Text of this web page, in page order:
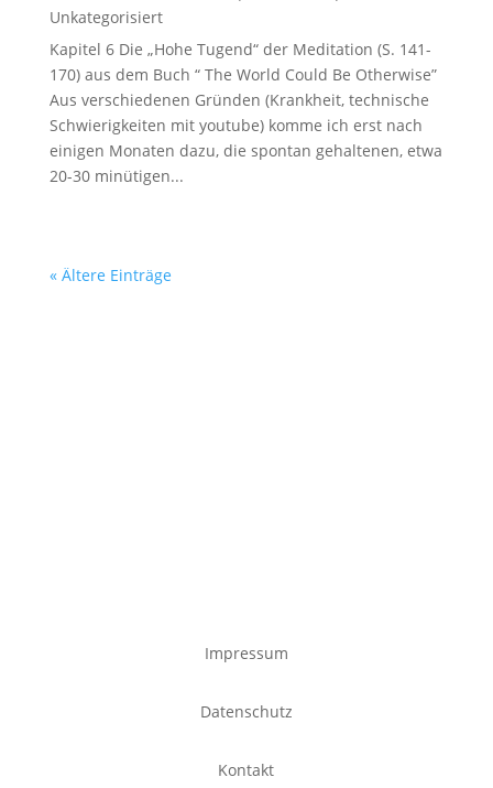
Unkategorisiert
Kapitel 6 Die „Hohe Tugend“ der Meditation (S. 141-
170) aus dem Buch “ The World Could Be Otherwise”
Aus verschiedenen Gründen (Krankheit, technische
Schwierigkeiten mit youtube) komme ich erst nach
einigen Monaten dazu, die spontan gehaltenen, etwa
20-30 minütigen...
« Ältere Einträge
Impressum
Datenschutz
Kontakt